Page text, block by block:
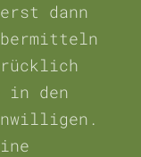
dann
in den